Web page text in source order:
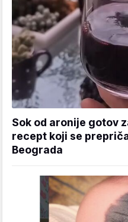
Sok od aronije gotov
recept koji se
Beograda